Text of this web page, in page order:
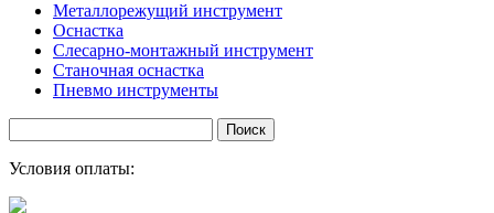
Металлорежущий инструмент
Оснастка
Слесарно-монтажный инструмент
Станочная оснастка
Пневмо инструменты
Условия оплаты: